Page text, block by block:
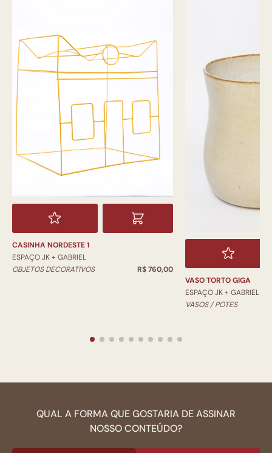
CASINHA NORDESTE 1
ESPAÇO JK + GABRIEL
OBJETOS DECORATIVOS
R$ 760,00
VASO TORTO GIGA
ESPAÇO JK + GABRIEL
VASOS / POTES
QUAL A FORMA QUE GOSTARIA DE ASSINAR
NOSSO CONTEÚDO?